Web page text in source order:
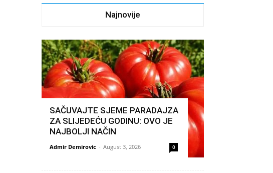
Najnovije
SAČUVAJTE SJEME PARADAJZA
ZA SLIJEDEĆU GODINU: OVO JE
NAJBOLJI NAČIN
Admir Demirovic - August 3, 2026 0